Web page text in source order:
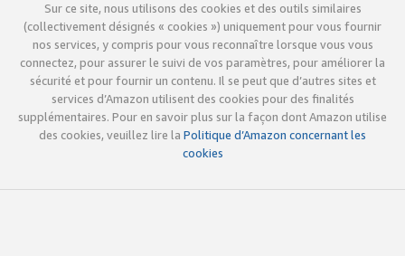
Sur ce site, nous utilisons des cookies et des outils similaires
(collectivement désignés « cookies ») uniquement pour vous fournir
nos services, y compris pour vous reconnaître lorsque vous vous
connectez, pour assurer le suivi de vos paramètres, pour améliorer la
sécurité et pour fournir un contenu. Il se peut que d’autres sites et
services d’Amazon utilisent des cookies pour des finalités
supplémentaires. Pour en savoir plus sur la façon dont Amazon utilise
des cookies, veuillez lire la Politique d’Amazon concernant les
cookies